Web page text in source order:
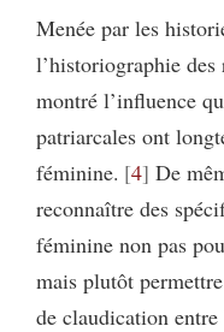
Menée par les
l’historiographie
montré l’influence
patriarcales ont
féminine. 4 De
reconnaître des
féminine non pas
mais plutôt
de claudication